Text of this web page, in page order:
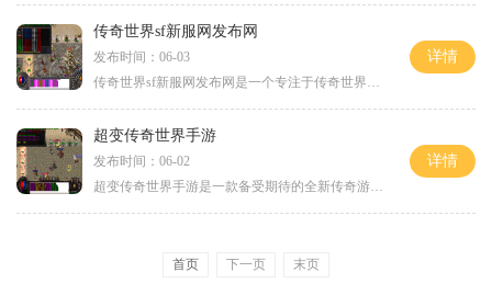
传奇世界sf新服网发布网
发布时间：06-03
传奇世界sf新服网发布网是一个专注于传奇世界私服的官方发布平台。传奇世界私服是一款备受玩家喜爱的经典网络游戏，它融合了角色扮演、战斗策略等多种元素，给玩家带来了无限的
详情
超变传奇世界手游
发布时间：06-02
超变传奇世界手游是一款备受期待的全新传奇游戏手机端作品。继承了原版传奇游戏的经典元素，超变传奇世界手游以其独特的玩法和画面效果，吸引了大量玩家的注意力。下面将会为
详情
首页 下一页 末页